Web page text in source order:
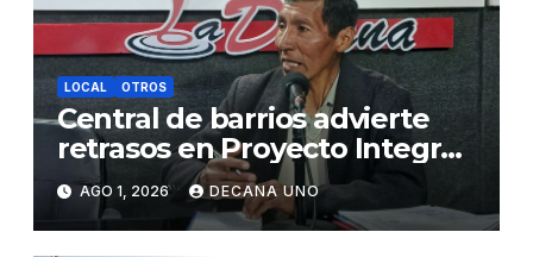
LOCAL OTROS
Central de barrios advierte
retrasos en Proyecto Integral
de Agua y Alcantarillado para
Juliaca
AGO 1, 2026 DECANA UNO